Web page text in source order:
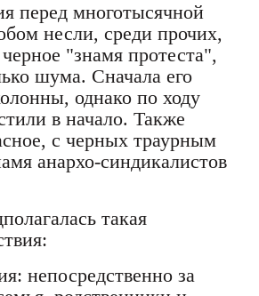
перед многотысячной
несли, среди прочих,
"знамя протеста",
шума. Сначала его
однако по ходу
в начало. Также
с черных траурным
анархо-синдикалистов
такая
непосредственно за